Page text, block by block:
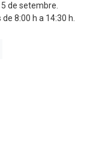
de setembre.
8:00 h a 14:30 h.